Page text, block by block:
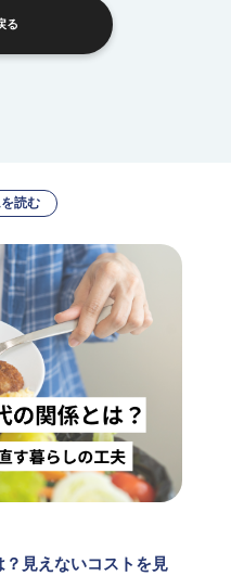
る
読む
見えないコストを見